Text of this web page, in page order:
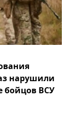
нарушили
бойцов ВСУ